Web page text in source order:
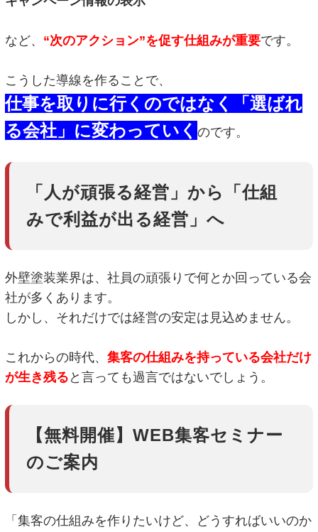
など、 “次のアクション”を促す仕組みが重要です。
こうした導線を作ることで、
仕事を取りに行くのではなく「選ばれ
る会社」に変わっていくのです。
「人が頑張る経営」から「仕組
みで利益が出る経営」へ
外壁塗装業界は、社員の頑張りで何とか回っている会
社が多くあります。
しかし、それだけでは経営の安定は見込めません。
これからの時代、集客の仕組みを持っている会社だけ
が生き残る と言っても過言ではないでしょう。
【無料開催】WEB集客セミナー
のご案内
「集客の仕組みを作りたいけど、どうすればいいのか